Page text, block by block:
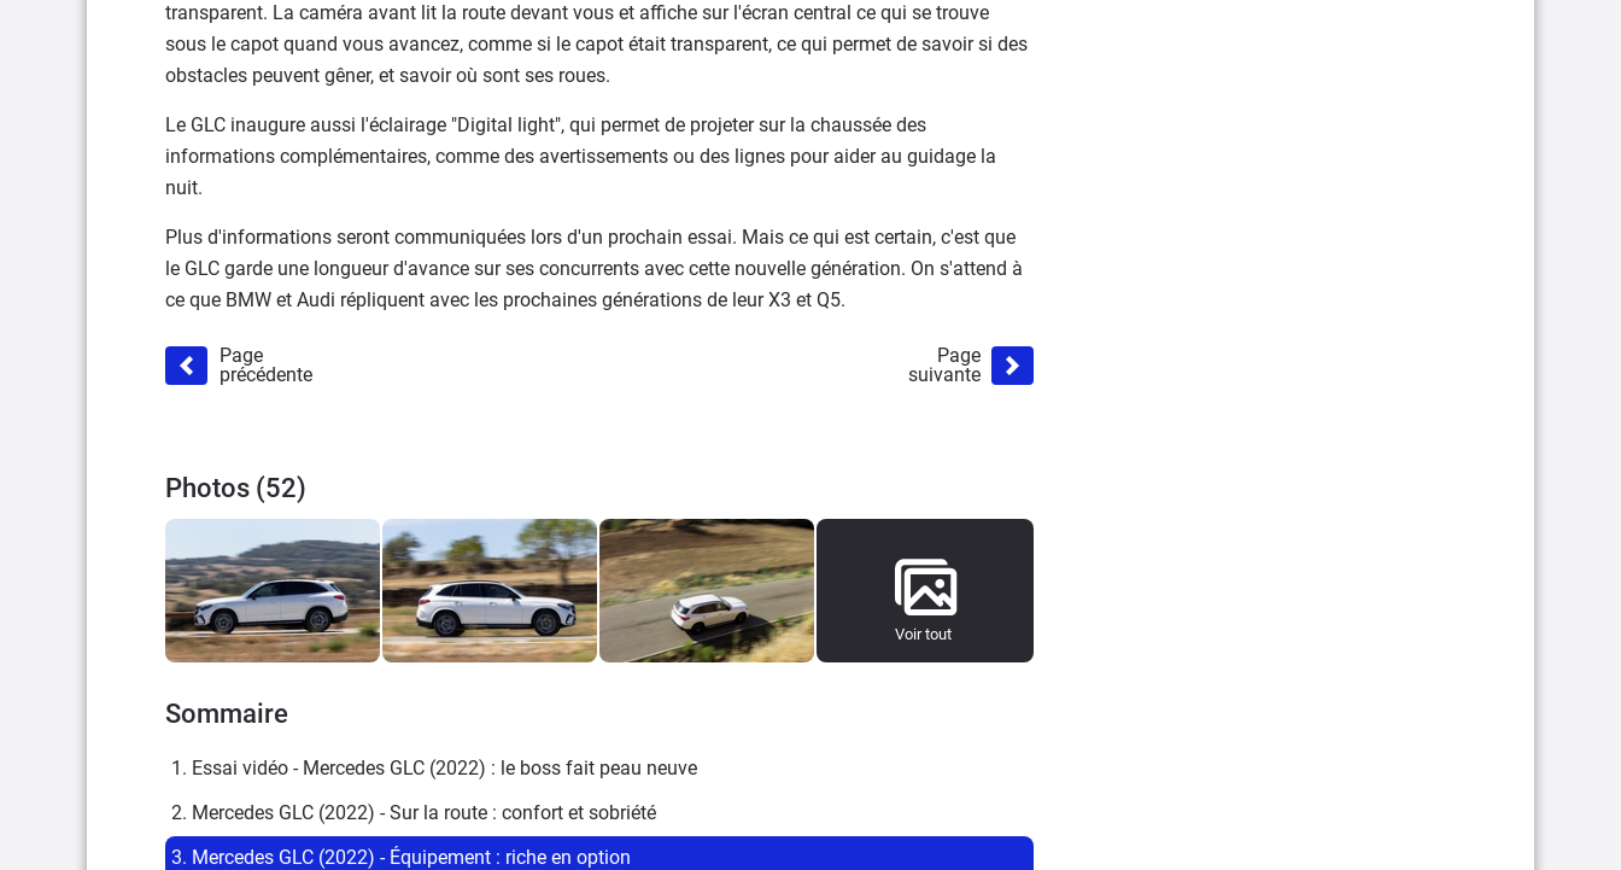
transparent. La caméra avant lit la route devant vous et affiche sur l'écran central ce qui se trouve
sous le capot quand vous avancez, comme si le capot était transparent, ce qui permet de savoir si des
obstacles peuvent gêner, et savoir où sont ses roues.
Le GLC inaugure aussi l'éclairage "Digital light", qui permet de projeter sur la chaussée des
informations complémentaires, comme des avertissements ou des lignes pour aider au guidage la
nuit.
Plus d'informations seront communiquées lors d'un prochain essai. Mais ce qui est certain, c'est que
le GLC garde une longueur d'avance sur ses concurrents avec cette nouvelle génération. On s'attend à
ce que BMW et Audi répliquent avec les prochaines générations de leur X3 et Q5.
Page
précédente
Page
suivante
Photos (52)
Voir tout
Sommaire
1. Essai vidéo - Mercedes GLC (2022) : le boss fait peau neuve
2. Mercedes GLC (2022) - Sur la route : confort et sobriété
3. Mercedes GLC (2022) - Équipement : riche en option